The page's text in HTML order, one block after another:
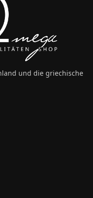
und die griechische